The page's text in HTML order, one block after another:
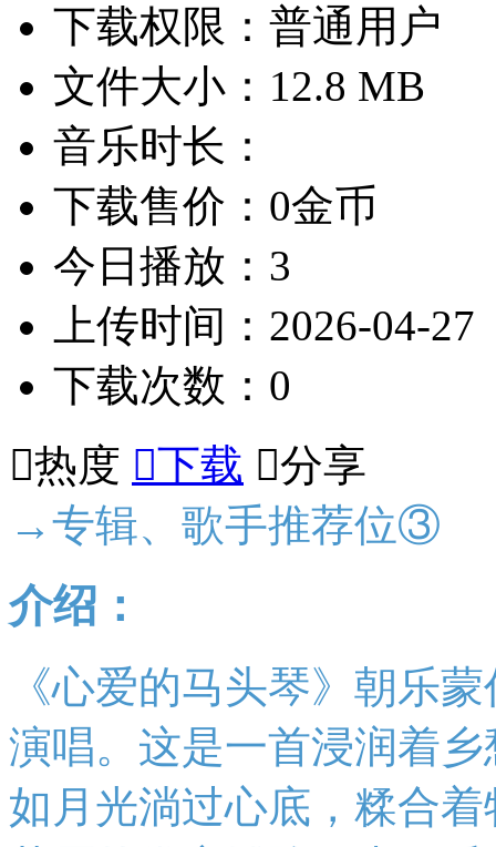
下载权限：普通用户
文件大小：12.8 MB
音乐时长：
下载售价：0金币
今日播放：3
上传时间：2026-04-27
下载次数：0
热度 下载 分享
→专辑、歌手推荐位③
介绍：
《心爱的马头琴》朝乐
演唱。这是一首浸润着
如月光淌过心底，糅合